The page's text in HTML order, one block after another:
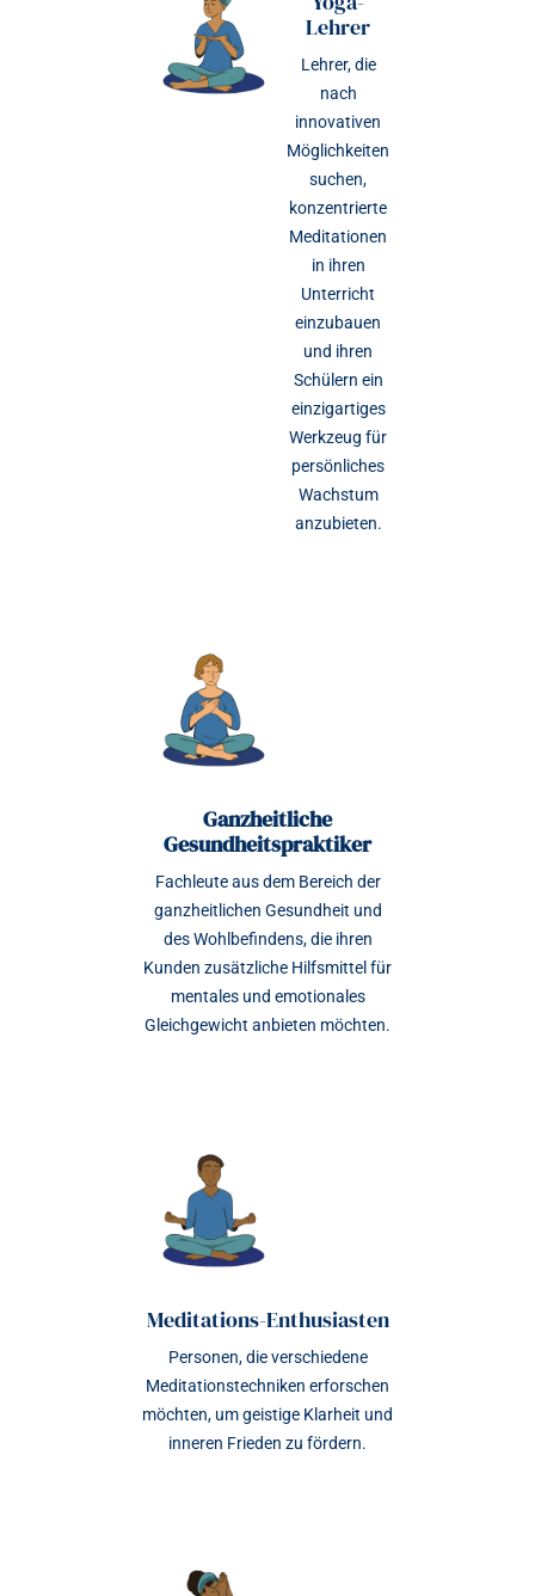
Lehrer
Lehrer, die
nach
innovativen
Möglichkeiten
suchen,
konzentrierte
Meditationen
in ihren
Unterricht
einzubauen
und ihren
Schülern ein
einzigartiges
Werkzeug für
persönliches
Wachstum
anzubieten.
Ganzheitliche
Gesundheitspraktiker
Fachleute aus dem Bereich der
ganzheitlichen Gesundheit und
des Wohlbefindens, die ihren
Kunden zusätzliche Hilfsmittel für
mentales und emotionales
Gleichgewicht anbieten möchten.
Meditations-Enthusiasten
Personen, die verschiedene
Meditationstechniken erforschen
möchten, um geistige Klarheit und
inneren Frieden zu fördern.